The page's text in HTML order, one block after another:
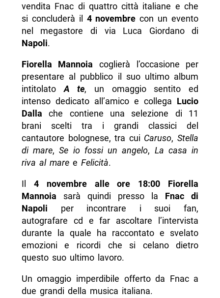
vendita Fnac di quattro città italiane e che
si concluderà il 4 novembre con un evento
nel megastore di via Luca Giordano di
Napoli.
Fiorella Mannoia coglierà l’occasione per
presentare al pubblico il suo ultimo album
intitolatoA te, un omaggio sentito ed
intenso dedicato all’amico e collega Lucio
Dalla che contiene una selezione di 11
brani scelti tra i grandi classici del
cantautore bolognese, tra cui Caruso,Stella
di mare,Se io fossi un angelo, La casa in
riva al maree Felicità.
Il 4 novembre alle ore 18:00 Fiorella
Mannoia sarà quindi presso la Fnac di
Napoli per incontrare i suoi fan,
autografare cd e far ascoltare l’intervista
durante la quale ha raccontato e svelato
emozioni e ricordi che si celano dietro
questo suo ultimo lavoro.
Un omaggio imperdibile offerto da Fnac a
due grandi della musica italiana.